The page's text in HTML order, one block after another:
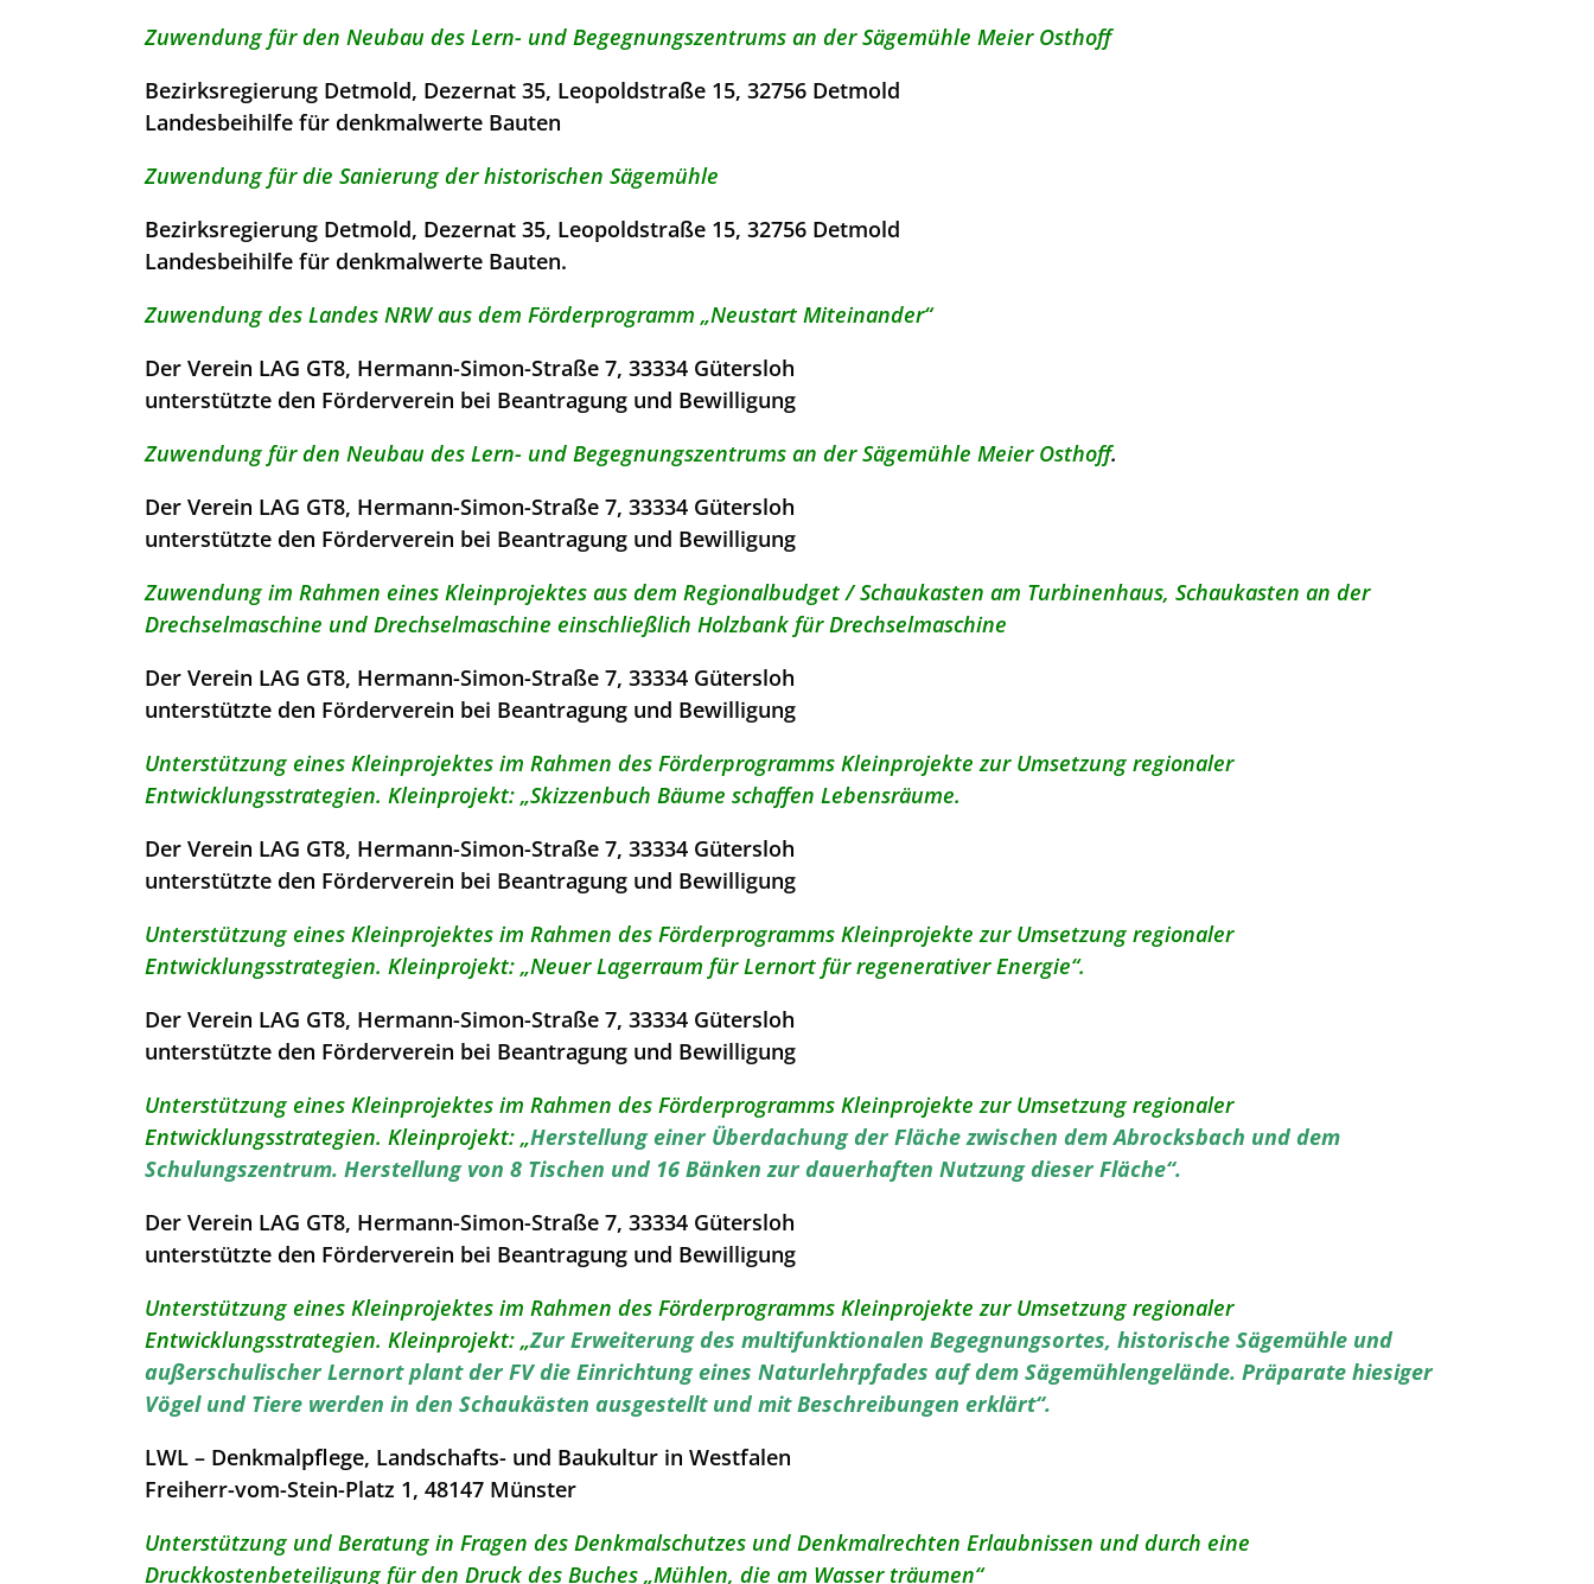
Zuwendung für den Neubau des Lern- und Begegnungszentrums an der Sägemühle Meier Osthoff
Bezirksregierung Detmold, Dezernat 35, Leopoldstraße 15, 32756 Detmold
Landesbeihilfe für denkmalwerte Bauten
Zuwendung für die Sanierung der historischen Sägemühle
Bezirksregierung Detmold, Dezernat 35, Leopoldstraße 15, 32756 Detmold
Landesbeihilfe für denkmalwerte Bauten.
Zuwendung des Landes NRW aus dem Förderprogramm „Neustart Miteinander“
Der Verein LAG GT8, Hermann-Simon-Straße 7, 33334 Gütersloh
unterstützte den Förderverein bei Beantragung und Bewilligung
Zuwendung für den Neubau des Lern- und Begegnungszentrums an der Sägemühle Meier Osthoff.
Der Verein LAG GT8, Hermann-Simon-Straße 7, 33334 Gütersloh
unterstützte den Förderverein bei Beantragung und Bewilligung
Zuwendung im Rahmen eines Kleinprojektes aus dem Regionalbudget / Schaukasten am Turbinenhaus, Schaukasten an der
Drechselmaschine und Drechselmaschine einschließlich Holzbank für Drechselmaschine
Der Verein LAG GT8, Hermann-Simon-Straße 7, 33334 Gütersloh
unterstützte den Förderverein bei Beantragung und Bewilligung
Unterstützung eines Kleinprojektes im Rahmen des Förderprogramms Kleinprojekte zur Umsetzung regionaler
Entwicklungsstrategien. Kleinprojekt: „Skizzenbuch Bäume schaffen Lebensräume.
Der Verein LAG GT8, Hermann-Simon-Straße 7, 33334 Gütersloh
unterstützte den Förderverein bei Beantragung und Bewilligung
Unterstützung eines Kleinprojektes im Rahmen des Förderprogramms Kleinprojekte zur Umsetzung regionaler
Entwicklungsstrategien. Kleinprojekt: „Neuer Lagerraum für Lernort für regenerativer Energie“.
Der Verein LAG GT8, Hermann-Simon-Straße 7, 33334 Gütersloh
unterstützte den Förderverein bei Beantragung und Bewilligung
Unterstützung eines Kleinprojektes im Rahmen des Förderprogramms Kleinprojekte zur Umsetzung regionaler
Entwicklungsstrategien. Kleinprojekt: „Herstellung einer Überdachung der Fläche zwischen dem Abrocksbach und dem
Schulungszentrum. Herstellung von 8 Tischen und 16 Bänken zur dauerhaften Nutzung dieser Fläche“.
Der Verein LAG GT8, Hermann-Simon-Straße 7, 33334 Gütersloh
unterstützte den Förderverein bei Beantragung und Bewilligung
Unterstützung eines Kleinprojektes im Rahmen des Förderprogramms Kleinprojekte zur Umsetzung regionaler
Entwicklungsstrategien. Kleinprojekt: „Zur Erweiterung des multifunktionalen Begegnungsortes, historische Sägemühle und
außerschulischer Lernort plant der FV die Einrichtung eines Naturlehrpfades auf dem Sägemühlengelände. Präparate hiesiger
Vögel und Tiere werden in den Schaukästen ausgestellt und mit Beschreibungen erklärt“.
LWL – Denkmalpflege, Landschafts- und Baukultur in Westfalen
Freiherr-vom-Stein-Platz 1, 48147 Münster
Unterstützung und Beratung in Fragen des Denkmalschutzes und Denkmalrechten Erlaubnissen und durch eine
Druckkostenbeteiligung für den Druck des Buches „Mühlen, die am Wasser träumen“